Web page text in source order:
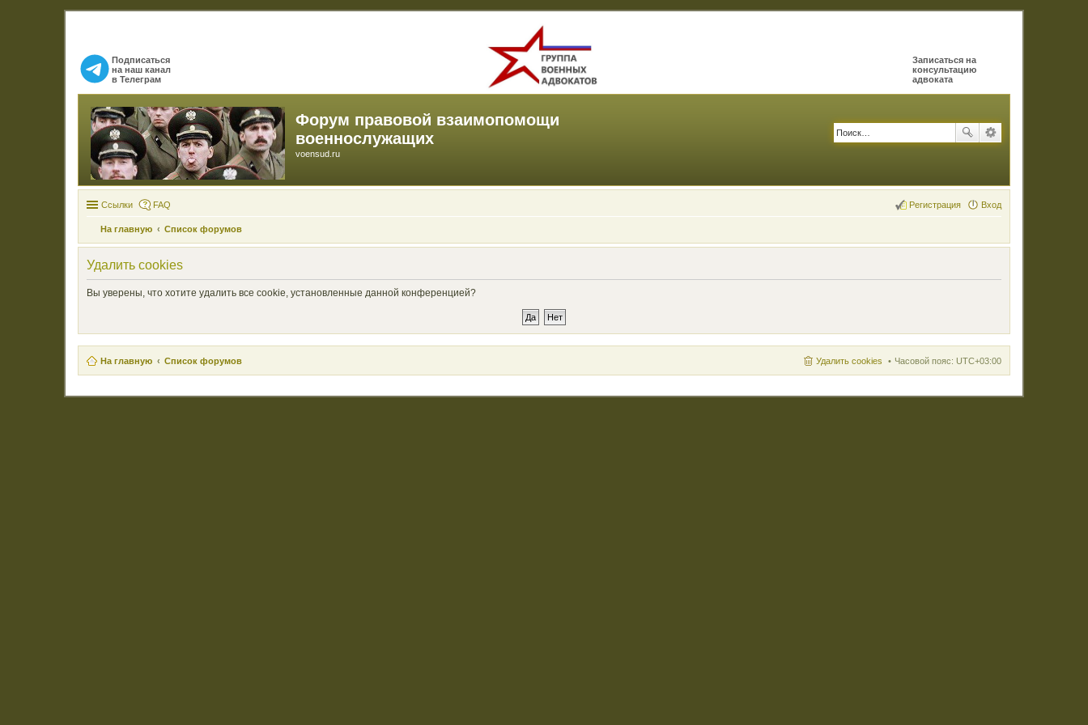
Подписаться
на наш канал
в Телеграм
Записаться на
консультацию
адвоката
Форум правовой взаимопомощи
военнослужащих
voensud.ru
Ссылки FAQ Вход
Регистрация
На главную Список форумов
Удалить cookies
Вы уверены, что хотите удалить все cookie, установленные данной конференцией?
На главную Список форумов Часовой пояс: UTC+03:00
Удалить cookies